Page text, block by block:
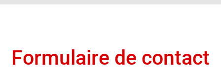
Formulaire de contact